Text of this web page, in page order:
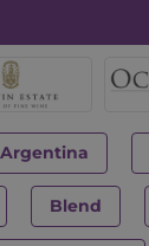
Blend